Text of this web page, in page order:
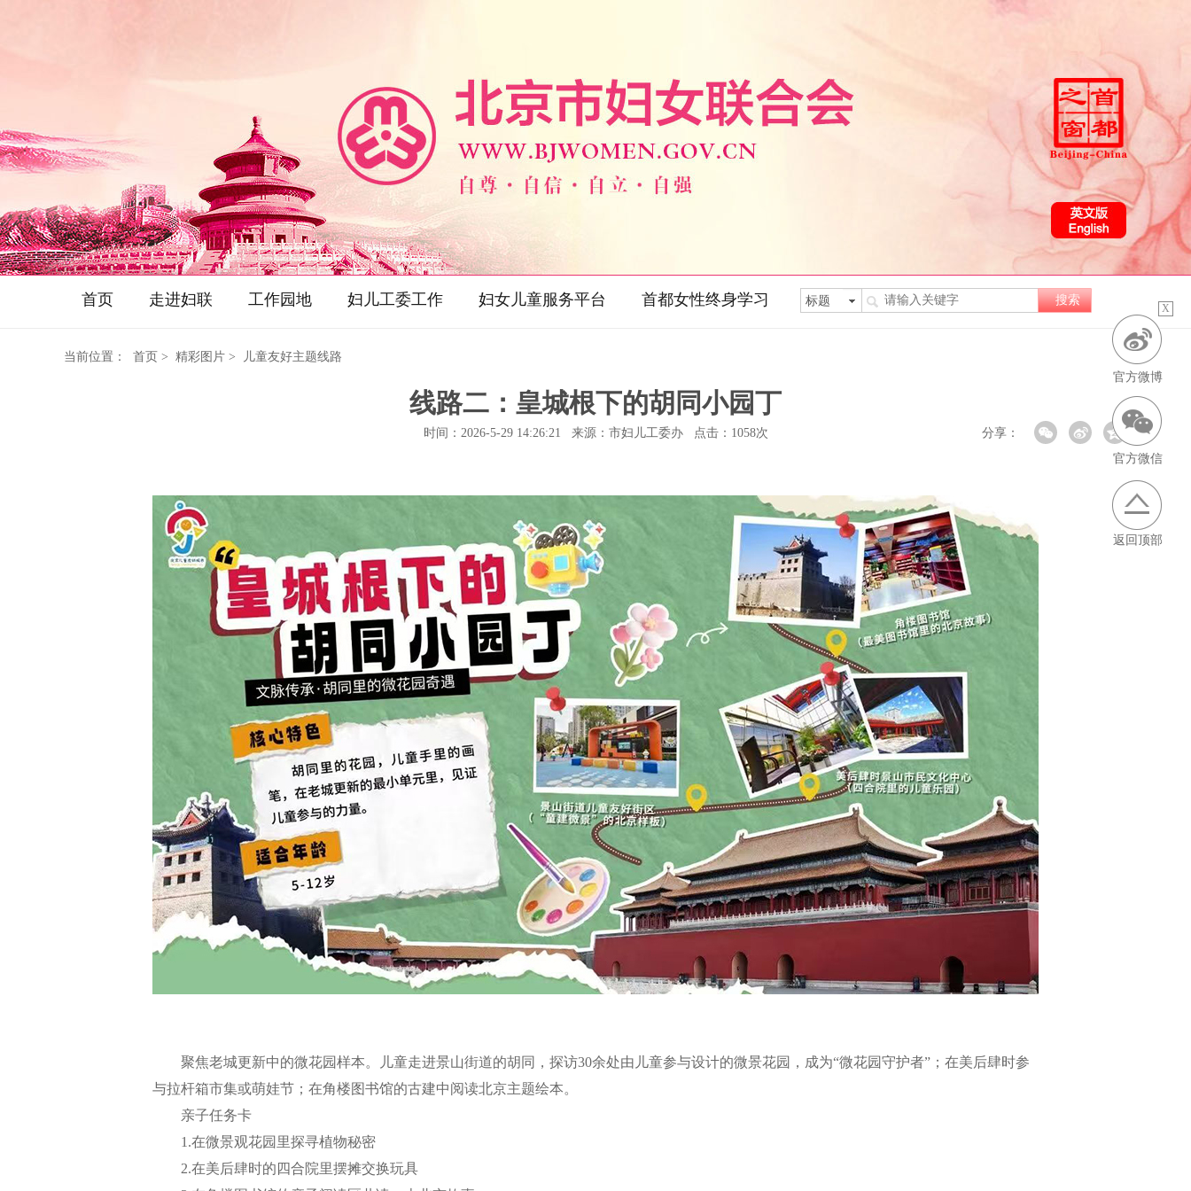
首页 走进妇联 工作园地 妇儿工委工作 妇女儿童服务平台 首都女性终身学习
当前位置： 首页 > 精彩图片 > 儿童友好主题线路
线路二：皇城根下的胡同小园丁
时间：2026-5-29 14:26:21 来源：市妇儿工委办 点击： 1058次 分享：
聚焦老城更新中的微花园样本。儿童走进景山街道的胡同，探访30余处由儿童参与设计的微景花园，成为“微花园守护者”；在美后肆时参
与拉杆箱市集或萌娃节；在角楼图书馆的古建中阅读北京主题绘本。
亲子任务卡
1.在微景观花园里探寻植物秘密
2.在美后肆时的四合院里摆摊交换玩具
官方微博
官方微信
返回顶部
X